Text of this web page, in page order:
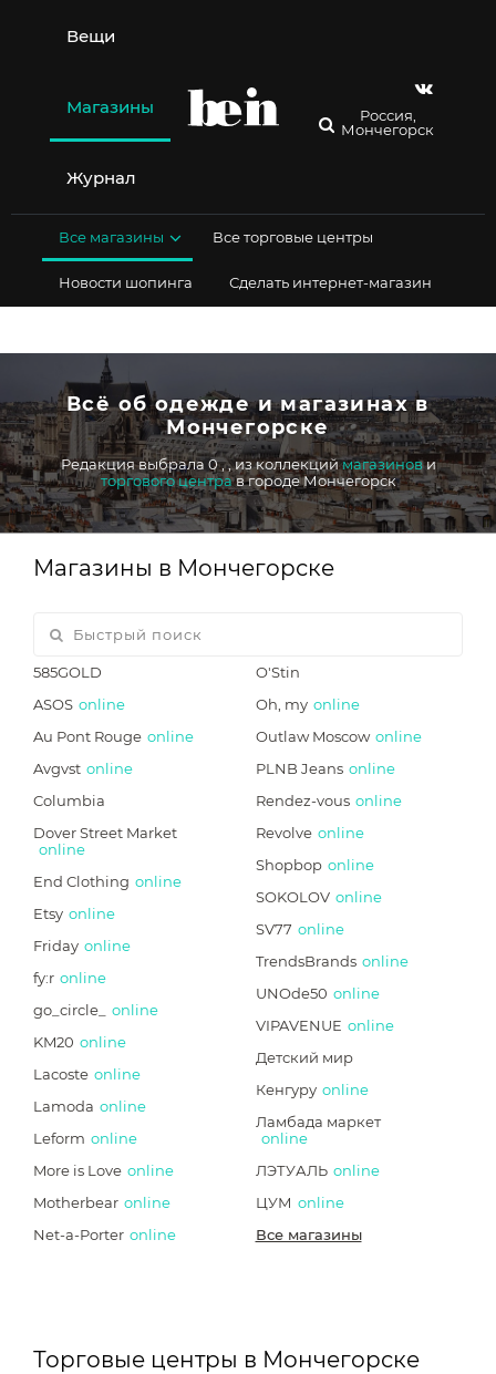
содержимому
Вещи
Магазины
Журнал
Россия,
Мончегорск
Все магазины Все торговые центры
Новости шопинга Сделать интернет-магазин
Всё об одежде и магазинах в
Мончегорске
Редакция выбрала 0,,из коллекциймагазинови
торгового центрав городе Мончегорск
Магазины в Мончегорске
585GOLD
ASOS online
Au Pont Rouge online
Avgvst online
Columbia
Dover Street Market
online
End Clothing online
Etsy online
Friday online
fy:r online
go_circle_
online
KM20 online
Lacoste online
Lamoda online
Leform online
More is Love online
Motherbear online
Net-a-Porter online
O'Stin
Oh, my online
Outlaw Moscow online
PLNB Jeans online
Rendez-vous online
Revolve online
Shopbop online
SOKOLOV online
SV77 online
TrendsBrands online
UNOde50 online
VIPAVENUE online
Детский мир
Кенгуру online
Ламбада маркет
online
ЛЭТУАЛЬ online
ЦУМ online
Все магазины
Торговые центры в Мончегорске